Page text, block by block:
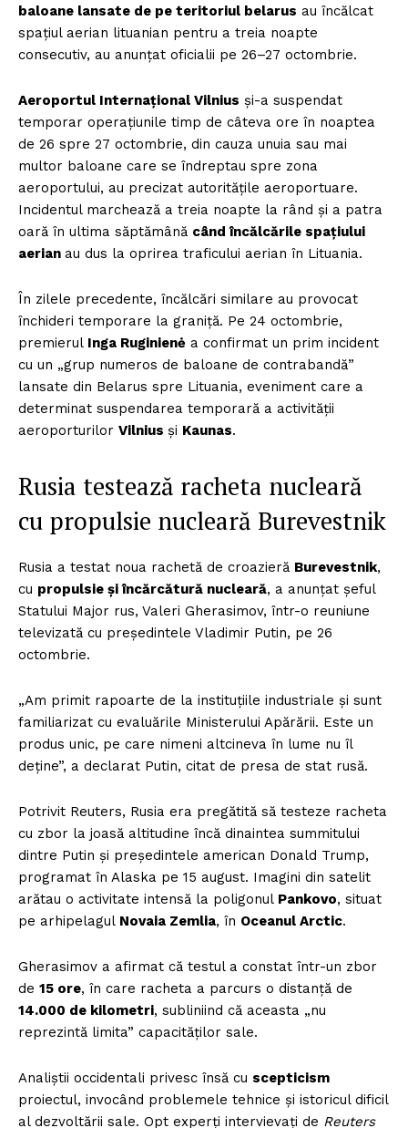
baloane lansate de pe teritoriul belarus au încălcat
spațiul aerian lituanian pentru a treia noapte
consecutiv, au anunțat oficialii pe 26–27 octombrie.
Aeroportul Internațional Vilnius și-a suspendat
temporar operațiunile timp de câteva ore în noaptea
de 26 spre 27 octombrie, din cauza unuia sau mai
multor baloane care se îndreptau spre zona
aeroportului, au precizat autoritățile aeroportuare.
Incidentul marchează a treia noapte la rând și a patra
oară în ultima săptămână când încălcările spațiului
aerian au dus la oprirea traficului aerian în Lituania.
În zilele precedente, încălcări similare au provocat
închideri temporare la graniță. Pe 24 octombrie,
premierul Inga Ruginienė a confirmat un prim incident
cu un „grup numeros de baloane de contrabandă”
lansate din Belarus spre Lituania, eveniment care a
determinat suspendarea temporară a activității
aeroporturilor Vilnius și Kaunas.
Rusia testează racheta nucleară
cu propulsie nucleară Burevestnik
Rusia a testat noua rachetă de croazieră Burevestnik,
cu propulsie și încărcătură nucleară, a anunțat șeful
Statului Major rus, Valeri Gherasimov, într-o reuniune
televizată cu președintele Vladimir Putin, pe 26
octombrie.
„Am primit rapoarte de la instituțiile industriale și sunt
familiarizat cu evaluările Ministerului Apărării. Este un
produs unic, pe care nimeni altcineva în lume nu îl
deține”, a declarat Putin, citat de presa de stat rusă.
Potrivit Reuters, Rusia era pregătită să testeze racheta
cu zbor la joasă altitudine încă dinaintea summitului
dintre Putin și președintele american Donald Trump,
programat în Alaska pe 15 august. Imagini din satelit
arătau o activitate intensă la poligonul Pankovo, situat
pe arhipelagul Novaia Zemlia, în Oceanul Arctic.
Gherasimov a afirmat că testul a constat într-un zbor
de 15 ore, în care racheta a parcurs o distanță de
14.000 de kilometri, subliniind că aceasta „nu
reprezintă limita” capacităților sale.
Analiștii occidentali privesc însă cu scepticism
proiectul, invocând problemele tehnice și istoricul dificil
al dezvoltării sale. Opt experți intervievați de Reuters